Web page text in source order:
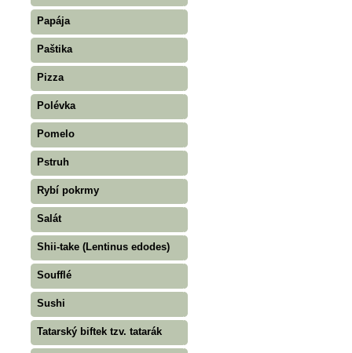
Papája
Paštika
Pizza
Polévka
Pomelo
Pstruh
Rybí pokrmy
Salát
Shii-take (Lentinus edodes)
Soufflé
Sushi
Tatarský biftek tzv. tatarák